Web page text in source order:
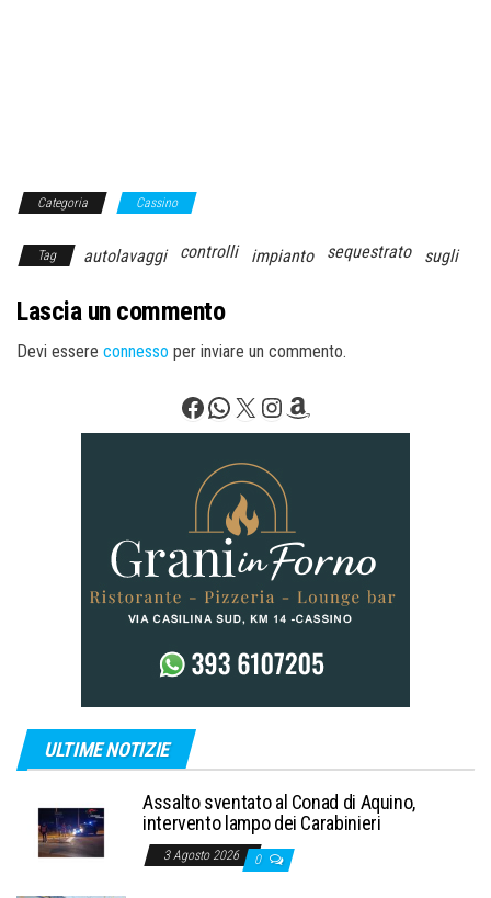
Categoria Cassino
Tag autolavaggi controlli impianto sequestrato sugli
Lascia un commento
Devi essere connesso per inviare un commento.
Facebook
WhatsApp
X Instagram
Amazon
ULTIME NOTIZIE
Assalto sventato al Conad di Aquino,
intervento lampo dei Carabinieri
3 Agosto 2026 0